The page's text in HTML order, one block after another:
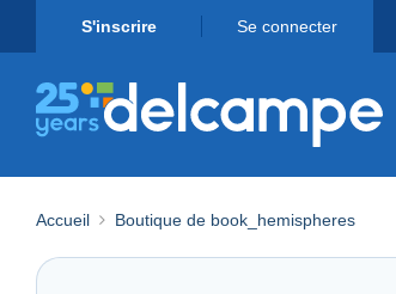
S'inscrire Se connecter
Accueil Boutique de book_hemispheres